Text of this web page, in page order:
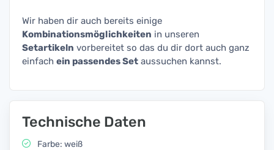
Wir haben dir auch bereits einige
Kombinationsmöglichkeiten in unseren
Setartikeln vorbereitet so das du dir dort auch ganz
einfach ein passendes Set aussuchen kannst.
Technische Daten
Farbe: weiß